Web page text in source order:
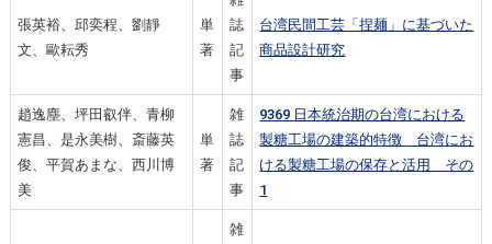
張英裕、邱奕程、劉靜
文、歐耘秀
単
著
誌
記
事
台湾民間工芸「捏麺」に基づいた
商品設計研究
趙逸塵、坪田叡伴、青柳
憲昌、是永美樹、斎藤英
俊、平賀あまな、西川博
美
単
著
雑
誌
記
事
9369 日本統治期の台湾における
製糖工場の建築的特徴 台湾にお
ける製糖工場の保存と活用 その
1
雑